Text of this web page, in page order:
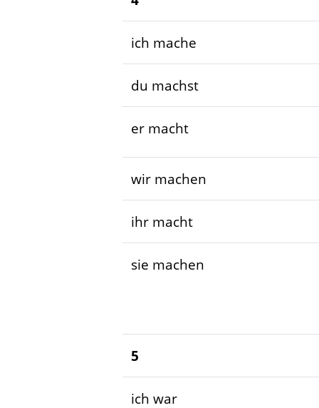
ich mache
du machst
er macht
wir machen
ihr macht
sie machen
5
ich war